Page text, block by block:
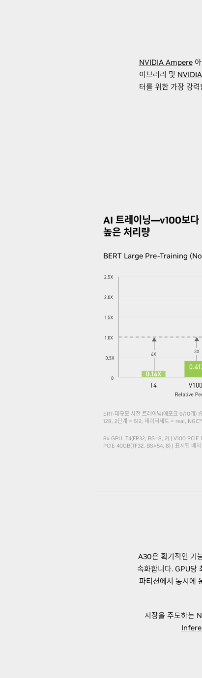
NVIDIA Ampere아
이브러리 및
터를 위한 가장 강
AI 트레이닝—v100보다
높은 처리량
BERT Large Pre-Training
ERT-대규모 사전 트레이닝(에포크 9/10개)
128, 2단계 = 512, 데이터세트 = real,
8x GPU: T4(FP32, BS=8, 2) | V100
PCIE 40GB(TF32, BS=54, 8) | 표시된 배
A30은 획기적인 기
속화합니다. GPU당
파티션에서 동시에
시장을 주도하는